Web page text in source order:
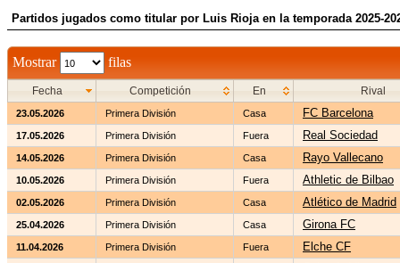
Partidos jugados como titular por Luis Rioja en la temporada 2025-
Mostrar filas
Fecha Competición En Rival
23.05.2026 Primera División Casa FC Barcelona
17.05.2026 Primera División Fuera Real Sociedad
14.05.2026 Primera División Casa Rayo Vallecano
10.05.2026 Primera División Fuera Athletic de Bilbao
02.05.2026 Primera División Casa Atlético de Madrid
25.04.2026 Primera División Casa Girona FC
11.04.2026 Primera División Fuera Elche CF